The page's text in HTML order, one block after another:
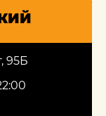
95Б